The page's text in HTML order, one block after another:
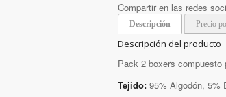
Compartir en las redes
Descripción Precio
Descripción del producto
Pack 2 boxers
Tejido: 95% Algodón, 5%